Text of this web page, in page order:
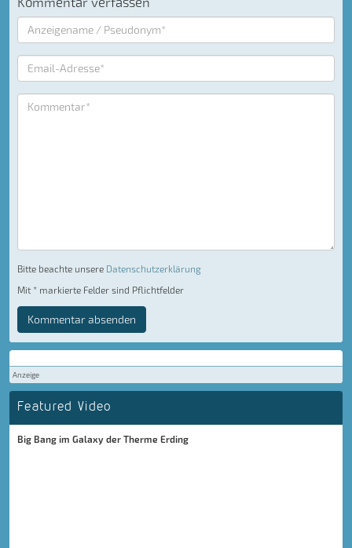
Bitte beachte unsere Datenschutzerklärung
Mit * markierte Felder sind Pflichtfelder
Kommentar absenden
Anzeige
Featured Video
Big Bang im Galaxy der Therme Erding